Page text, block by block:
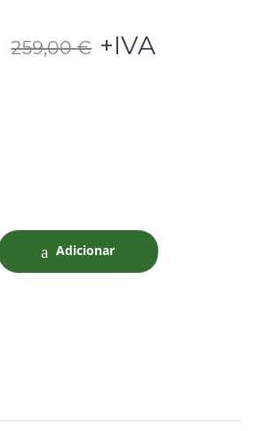
259,00€ +IVA
Adicionar